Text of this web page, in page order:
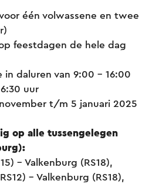
één volwassene en twee
feestdagen de hele dag
in daluren van 9:00 - 16:00
uur
t/m 5 januari 2025
op alle tussengelegen
– Valkenburg (RS18),
– Valkenburg (RS18),